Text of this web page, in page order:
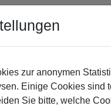
innerhalb Österreichs·
zur anonymen
Einige Cookies sind
Sie bitte, welche